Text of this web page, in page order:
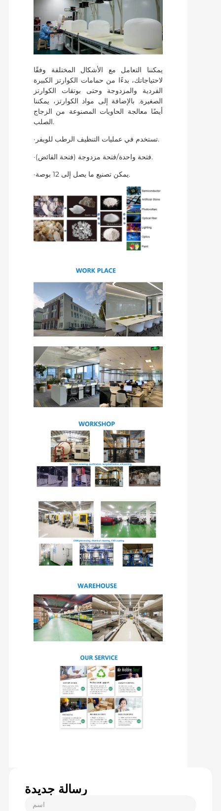
يمكننا التعامل مع الأشكال المختلفة وفقًا
لاحتياجاتك، بدءًا من حمامات الكوارتز الكبيرة
الفردية والمزدوجة وحتى بوتقات الكوارتز
الصغيرة. بالإضافة إلى مواد الكوارتز، يمكننا
أيضًا معالجة الحاويات المصنوعة من الزجاج
الصلب.
·تستخدم في عمليات التنظيف الرطب للويفر.
·فتحة واحدة/فتحة مزدوجة (فتحة الفائض).
·يمكن تصنيع ما يصل إلى 12 بوصة.
رسالة جديدة